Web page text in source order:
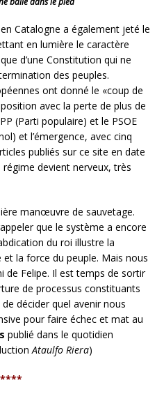
Catalogne a également jeté le
en lumière le caractère
d’une Constitution qui ne
des peuples.
ont donné le «coup de
avec la perte de plus de
(Parti populaire) et le PSOE
et l’émergence, avec cinq
publiés sur ce site en date
devient nerveux, très
manœuvre de sauvetage.
que le système a encore
du roi illustre la
la force du peuple. Mais nous
de Felipe. Il est temps de sortir
de processus constituants
décider quel avenir nous
pour faire échec et mat au
publié dans le quotidien
Ataulfo Riera)